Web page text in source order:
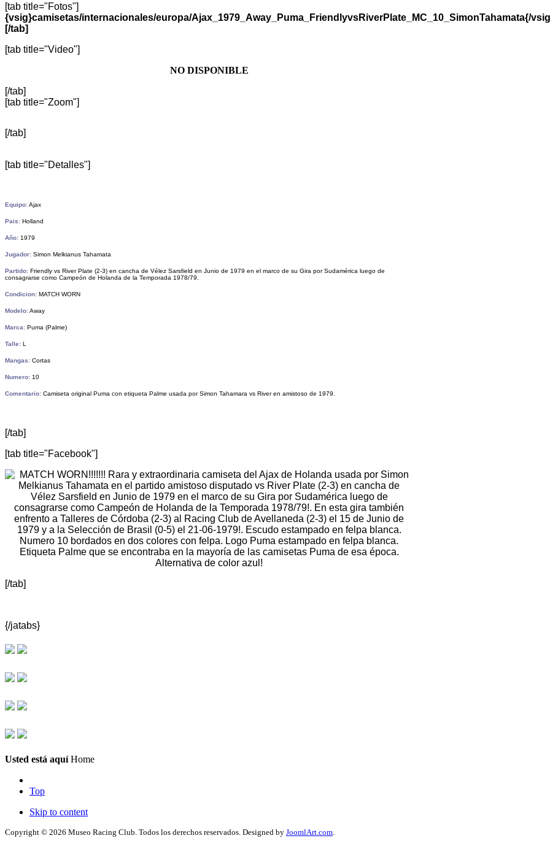
[tab title="Fotos"]
{vsig}camisetas/internacionales/europa/Ajax_1979_Away_Puma_FriendlyvsRiverPlate_MC_10_SimonTahamata{/
[/tab]
[tab title="Video"]
NO DISPONIBLE
[/tab]
[tab title="Zoom"]
[/tab]
[tab title="Detalles"]
Equipo:Ajax
Pais: Holland
Año: 1979
Jugador: Simon Melkianus Tahamata
Partido: Friendly vs River Plate (2-3) en cancha de Vélez Sarsfield en Junio de 1979 en el marco de su Gira por Sudamérica luego de
consagrarse como Campeón de Holanda de la Temporada 1978/79.
Condicion: MATCH WORN
Modelo:Away
Marca: Puma (Palme)
Talle: L
Mangas: Cortas
Numero: 10
Comentario: Camiseta original Puma con etiqueta Palme usada por Simon Tahamara vs River en amistoso de 1979.
[/tab]
[tab title="Facebook"]
[/tab]
{/jatabs}
Usted está aquí Home
Top
Skip to content
Copyright © 2026 Museo Racing Club. Todos los derechos reservados. Designed by JoomlArt.com